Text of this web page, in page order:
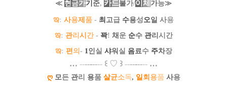
≪ 현 금가기 준, 카드불가/이 체 가능≫
ఇ: 사용제 품 - 최 고급 수용성 오일 사용
ఇ: 관리 시 간 - 꽉! 채 운 순수 관리 시간
ఇ: 편 의 - 1 인 실 샤워 실 음료수 주차장
… --------- ꒰ ♡ ꒱ --------- …
ღ 모 든 관리 용품 살균소독, 일 회 용품 사용